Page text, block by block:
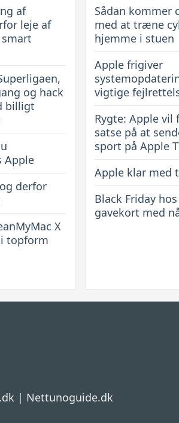
og
funktionalitet
af
leje af
og hack
billigt
Apple
derfor
X
topform
Sådan kommer
med at træne
hjemme i stuen
Apple frigiver
vigtige
Rygte: Apple vil
satse på at
sport på Apple
Apple klar med
Black Friday
gavekort med
| Nettunoguide.dk